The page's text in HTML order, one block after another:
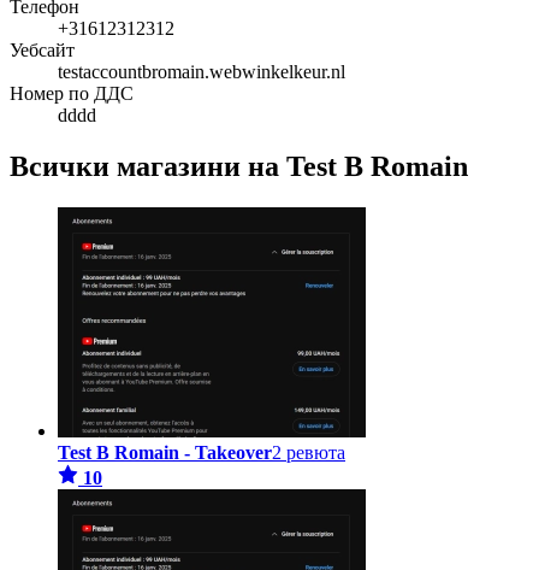
Телефон
+31612312312
Уебсайт
testaccountbromain.webwinkelkeur.nl
Номер по ДДС
dddd
Всички магазини на Test B Romain
Test B Romain - Takeover2 ревюта
10